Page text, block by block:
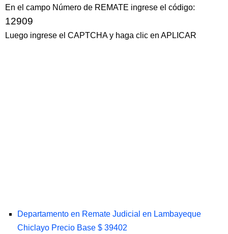
En el campo Número de REMATE ingrese el código:
12909
Luego ingrese el CAPTCHA y haga clic en APLICAR
Departamento en Remate Judicial en Lambayeque
Chiclayo Precio Base $ 39402